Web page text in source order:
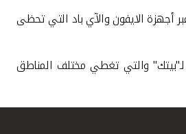
أجهزة الايفون والآي باد التي تحظى
والتي تغطي مختلف المناطق